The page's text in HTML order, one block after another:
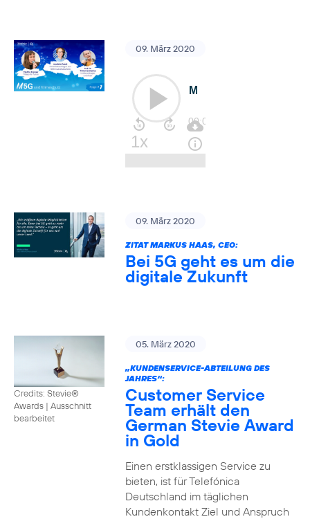
09. März 2020
09. März 2020
ZITAT MARKUS HAAS, CEO:
Bei 5G geht es um die
digitale Zukunft
Credits: Stevie®
Awards | Ausschnitt
bearbeitet
05. März 2020
„KUNDENSERVICE-ABTEILUNG DES
JAHRES“:
Customer Service
Team erhält den
German Stevie Award
in Gold
Einen erstklassigen Service zu
bieten, ist für Telefónica
Deutschland im täglichen
Kundenkontakt Ziel und Anspruch